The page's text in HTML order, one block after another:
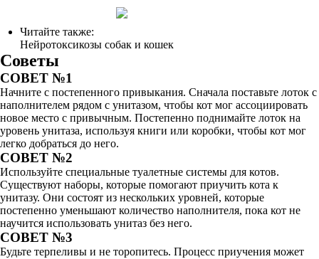
Читайте также:
Нейротоксикозы собак и кошек
Советы
СОВЕТ №1
Начните с постепенного привыкания. Сначала поставьте лоток с
наполнителем рядом с унитазом, чтобы кот мог ассоциировать
новое место с привычным. Постепенно поднимайте лоток на
уровень унитаза, используя книги или коробки, чтобы кот мог
легко добраться до него.
СОВЕТ №2
Используйте специальные туалетные системы для котов.
Существуют наборы, которые помогают приучить кота к
унитазу. Они состоят из нескольких уровней, которые
постепенно уменьшают количество наполнителя, пока кот не
научится использовать унитаз без него.
СОВЕТ №3
Будьте терпеливы и не торопитесь. Процесс приучения может